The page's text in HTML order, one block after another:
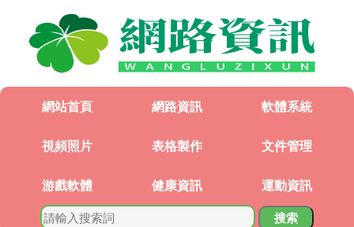
網站首頁 網路資訊 軟體系統
視頻照片 表格製作 文件管理
游戲軟體 健康資訊 運動資訊
搜索